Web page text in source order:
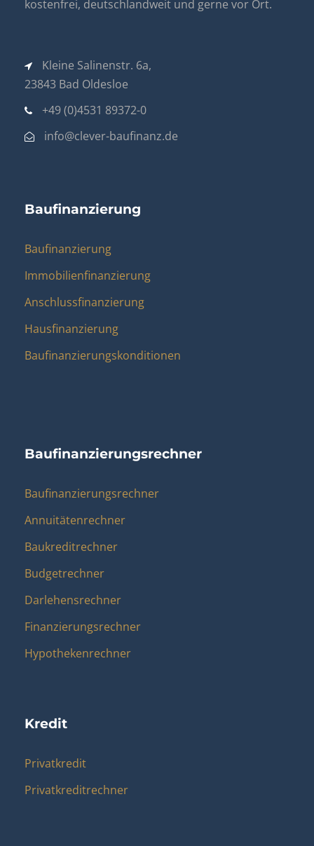
kostenfrei, deutschlandweit und gerne vor Ort.
Kleine Salinenstr. 6a,
23843 Bad Oldesloe
+49 (0)4531 89372-0
info@clever-baufinanz.de
Baufinanzierung
Baufinanzierung
Immobilienfinanzierung
Anschlussfinanzierung
Hausfinanzierung
Baufinanzierungskonditionen
Baufinanzierungsrechner
Baufinanzierungsrechner
Annuitätenrechner
Baukreditrechner
Budgetrechner
Darlehensrechner
Finanzierungsrechner
Hypothekenrechner
Kredit
Privatkredit
Privatkreditrechner